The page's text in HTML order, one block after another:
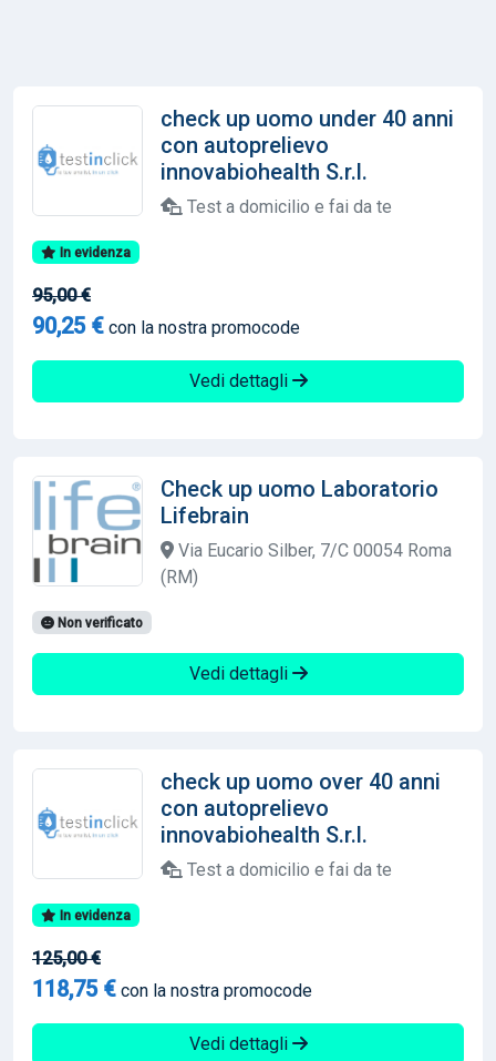
check up uomo under 40 anni
con autoprelievo
innovabiohealth S.r.l.
Test a domicilio e fai da te
In evidenza
95,00 €
90,25 € con la nostra promocode
Vedi dettagli
Check up uomo Laboratorio
Lifebrain
Via Eucario Silber, 7/C 00054 Roma
(RM)
Non verificato
Vedi dettagli
check up uomo over 40 anni
con autoprelievo
innovabiohealth S.r.l.
Test a domicilio e fai da te
In evidenza
125,00 €
118,75 € con la nostra promocode
Vedi dettagli